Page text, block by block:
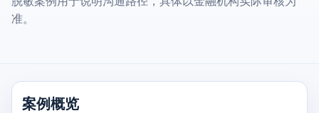
准。
案例概览